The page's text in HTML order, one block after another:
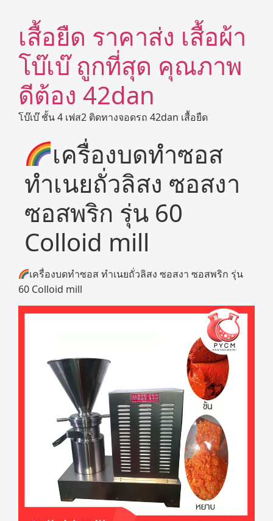
เสื้อยืด ราคาส่ง เสื้อผ้า
โบ๊เบ๊ ถูกที่สุด คุณภาพ
ดีต้อง 42dan
โบ๊เบ๊ ชั้น 4 เฟส2 ติดทางจอดรถ 42dan เสื้อยืด
เครื่องบดทำซอส
ทำเนยถั่วลิสง ซอสงา
ซอสพริก รุ่น 60
Colloid mill
เครื่องบดทำซอส ทำเนยถั่วลิสง ซอสงา ซอสพริก รุ่น
60 Colloid mill